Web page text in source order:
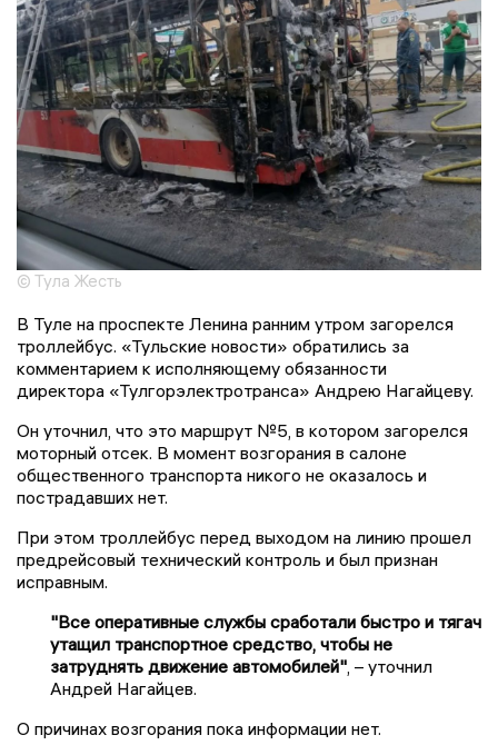
© Тула Жесть
В Туле на проспекте Ленина ранним утром загорелся
троллейбус. «Тульские новости» обратились за
комментарием к исполняющему обязанности
директора «Тулгорэлектротранса» Андрею Нагайцеву.
Он уточнил, что это маршрут №5, в котором загорелся
моторный отсек. В момент возгорания в салоне
общественного транспорта никого не оказалось и
пострадавших нет.
При этом троллейбус перед выходом на линию прошел
предрейсовый технический контроль и был признан
исправным.
"Все оперативные службы сработали быстро и тягач
утащил транспортное средство, чтобы не
затруднять движение автомобилей" , – уточнил
Андрей Нагайцев.
О причинах возгорания пока информации нет.